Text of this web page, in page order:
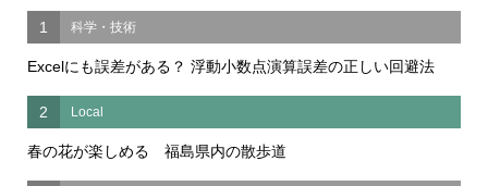
1 科学・技術
Excelにも誤差がある？ 浮動小数点演算誤差の正しい回避法
2 Local
春の花が楽しめる 福島県内の散歩道